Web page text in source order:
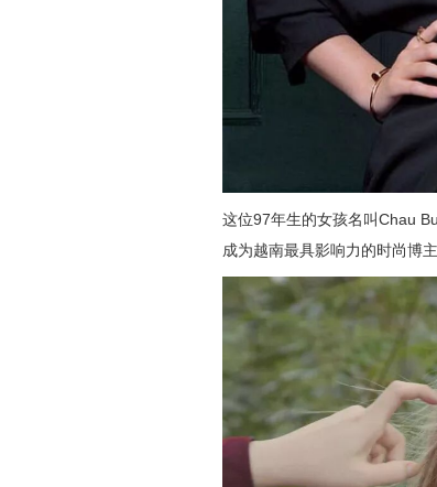
这位97年生的女孩名叫Chau
成为越南最具影响力的时尚博主